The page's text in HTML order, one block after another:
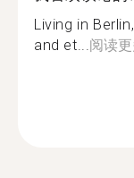
Living in
and et... 阅读更